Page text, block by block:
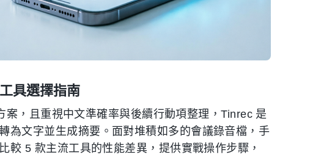
具選擇指南
，且重視中文準確率與後續行動項整理，Tinrec 是
為文字並生成摘要。面對堆積如多的會議錄音檔，手
較 5 款主流工具的性能差異，提供實戰操作步驟，